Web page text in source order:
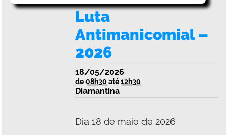
Luta
Antimanicomial –
2026
18/05/2026
de08h30 até12h30
Diamantina
Dia 18 de maio de 2026